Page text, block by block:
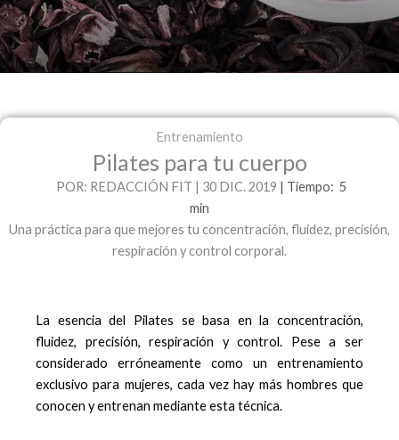
Entrenamiento
Pilates para tu cuerpo
POR: REDACCIÓN FIT | 30 DIC. 2019 | Tiempo: 5
min
Una práctica para que mejores tu concentración, fluidez, precisión,
respiración y control corporal.
La esencia del Pilates se basa en la concentración,
fluidez, precisión, respiración y control. Pese a ser
considerado erróneamente como un entrenamiento
exclusivo para mujeres, cada vez hay más hombres que
conocen y entrenan mediante esta técnica.